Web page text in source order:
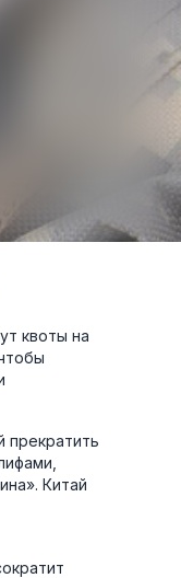
квоты на
прекратить
Китай